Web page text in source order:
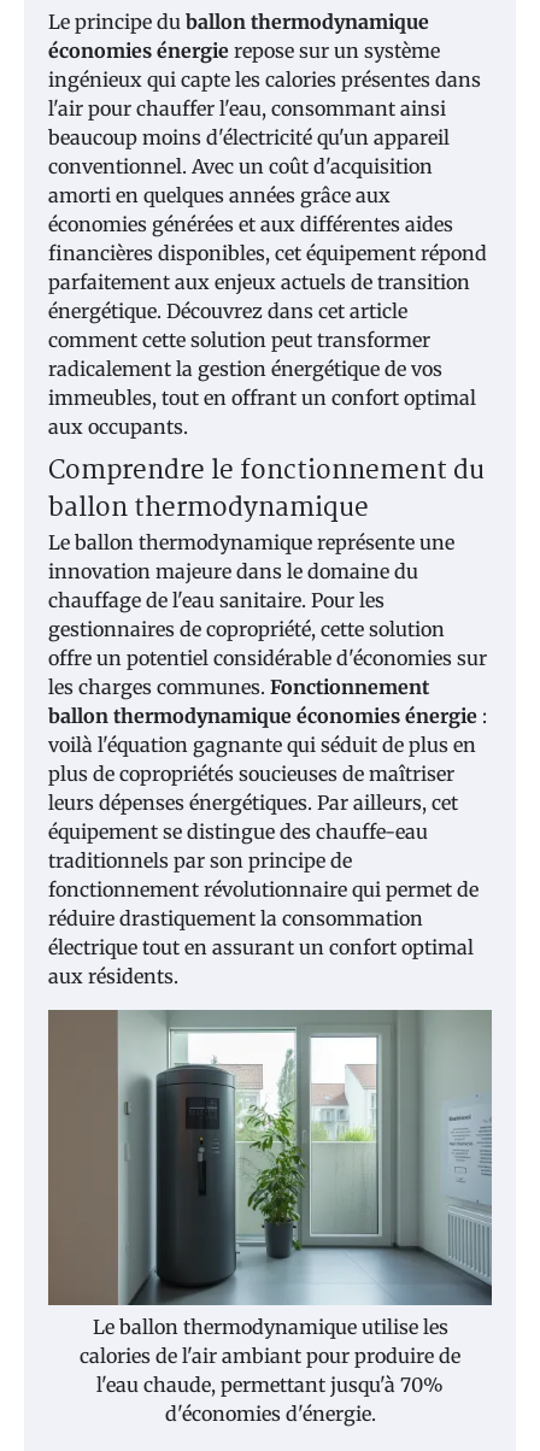
Le principe du ballon thermodynamique
économies énergie repose sur un système
ingénieux qui capte les calories présentes dans
l'air pour chauffer l'eau, consommant ainsi
beaucoup moins d'électricité qu'un appareil
conventionnel. Avec un coût d'acquisition
amorti en quelques années grâce aux
économies générées et aux différentes aides
financières disponibles, cet équipement répond
parfaitement aux enjeux actuels de transition
énergétique. Découvrez dans cet article
comment cette solution peut transformer
radicalement la gestion énergétique de vos
immeubles, tout en offrant un confort optimal
aux occupants.
Comprendre le fonctionnement du
ballon thermodynamique
Le ballon thermodynamique représente une
innovation majeure dans le domaine du
chauffage de l'eau sanitaire. Pour les
gestionnaires de copropriété, cette solution
offre un potentiel considérable d'économies sur
les charges communes. Fonctionnement
ballon thermodynamique économies énergie :
voilà l'équation gagnante qui séduit de plus en
plus de copropriétés soucieuses de maîtriser
leurs dépenses énergétiques. Par ailleurs, cet
équipement se distingue des chauffe-eau
traditionnels par son principe de
fonctionnement révolutionnaire qui permet de
réduire drastiquement la consommation
électrique tout en assurant un confort optimal
aux résidents.
Le ballon thermodynamique utilise les
calories de l'air ambiant pour produire de
l'eau chaude, permettant jusqu'à 70%
d'économies d'énergie.